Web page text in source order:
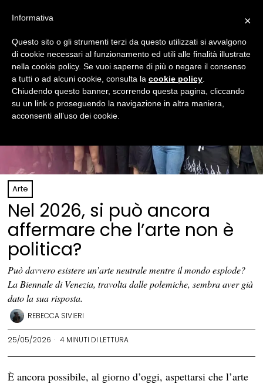
Arte
Nel 2026, si può ancora
affermare che l’arte non è
politica?
Può davvero esistere un’arte neutrale mentre il mondo esplode?
La Biennale di Venezia, travolta dalle polemiche, sembra aver già
dato la sua risposta.
REBECCA SIVIERI
25/05/2026 4 MINUTI DI LETTURA
È ancora possibile, al giorno d’oggi, aspettarsi che l’arte
×
Informativa
Questo sito o gli strumenti terzi da questo utilizzati si avvalgono
di cookie necessari al funzionamento ed utili alle finalità illustrate
nella cookie policy. Se vuoi saperne di più o negare il consenso
a tutti o ad alcuni cookie, consulta la cookie policy
Chiudendo questo banner, scorrendo questa pagina, cliccando
su un link o proseguendo la navigazione in altra maniera,
acconsenti all’uso dei cookie.